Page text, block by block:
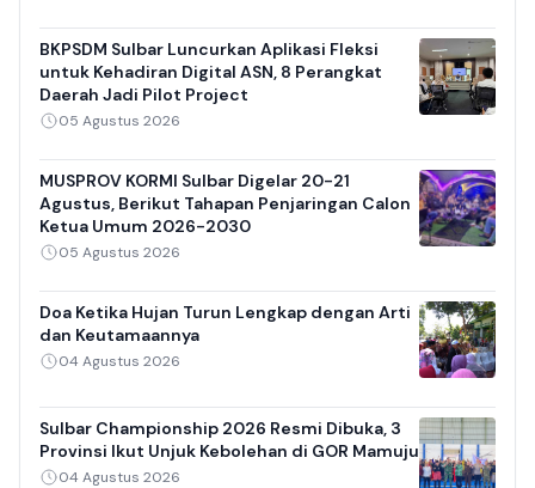
BKPSDM Sulbar Luncurkan Aplikasi Fleksi
untuk Kehadiran Digital ASN, 8 Perangkat
Daerah Jadi Pilot Project
05 Agustus 2026
MUSPROV KORMI Sulbar Digelar 20-21
Agustus, Berikut Tahapan Penjaringan Calon
Ketua Umum 2026-2030
05 Agustus 2026
Doa Ketika Hujan Turun Lengkap dengan Arti
dan Keutamaannya
04 Agustus 2026
Sulbar Championship 2026 Resmi Dibuka, 3
Provinsi Ikut Unjuk Kebolehan di GOR Mamuju
04 Agustus 2026